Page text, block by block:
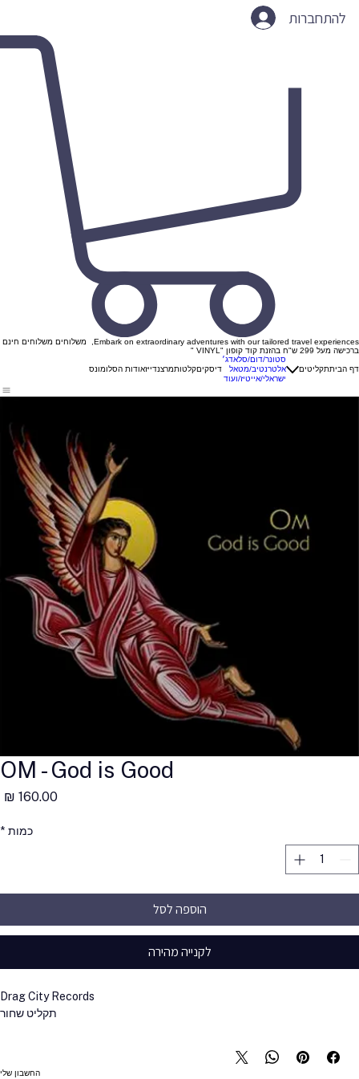
להתחברות
Embark on extraordinary adventures with our tailored travel experiences, משלוחים משלוחים חינם
ברכישה מעל 299 ש"ח בהזנת קוד קופון "VINYL "
דף הביתתקליטים
סטונר/דום/סלאדג׳
אלטרנטיב/מטאל
ישראלי/אייטיז/ועוד
דיסקיםקלטותמרצנדייזאודות הסלומונס
OM - God is Good
כמות *
הוספה לסל
לקנייה מהירה
Drag City Records
תקליט שחור
החשבון שלי